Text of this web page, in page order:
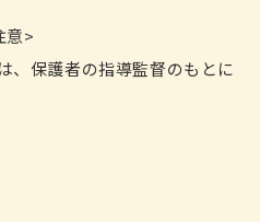
意>
、保護者の指導監督のもとに